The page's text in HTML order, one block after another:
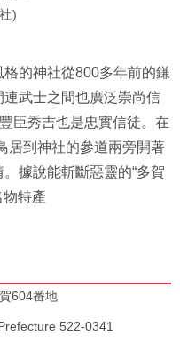
)
的神社從800多年前的鎌
武士之間也廣泛崇尚信
臣秀吉也是忠實信徒。在
居到神社的參道兩旁開著
據說能斬斷惡靈的“多賀
物特產
604番地
522-0341